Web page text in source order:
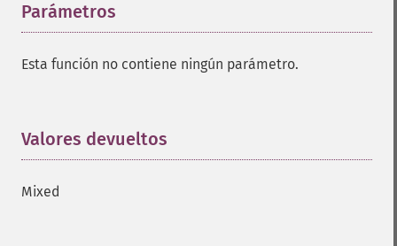
Parámetros
Esta función no contiene ningún parámetro.
Valores devueltos
Mixed